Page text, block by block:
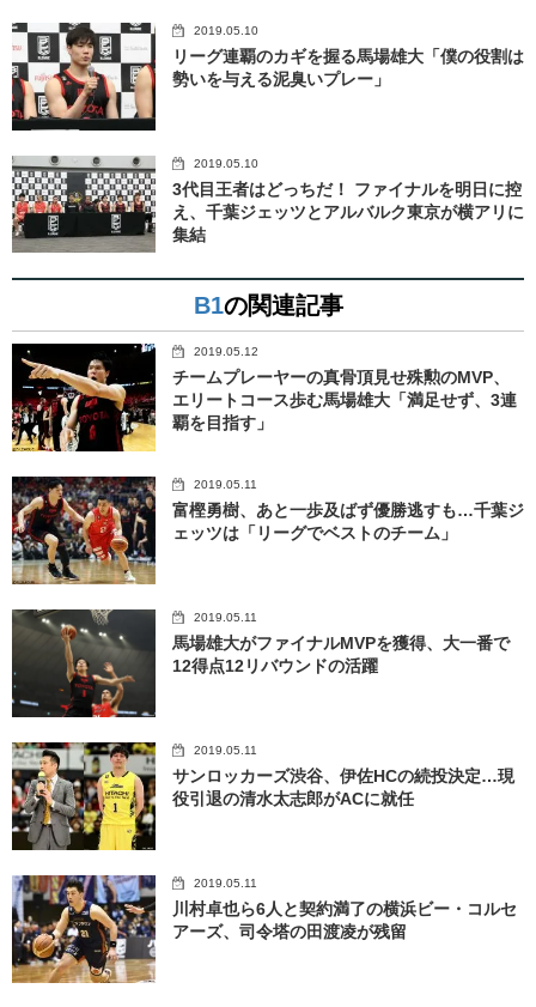
2019.05.10
リーグ連覇のカギを握る馬場雄大「僕の役割は
勢いを与える泥臭いプレー」
2019.05.10
3代目王者はどっちだ！ ファイナルを明日に控
え、千葉ジェッツとアルバルク東京が横アリに
集結
B1の関連記事
2019.05.12
チームプレーヤーの真骨頂見せ殊勲のMVP、
エリートコース歩む馬場雄大「満足せず、3連
覇を目指す」
2019.05.11
富樫勇樹、あと一歩及ばず優勝逃すも…千葉ジ
ェッツは「リーグでベストのチーム」
2019.05.11
馬場雄大がファイナルMVPを獲得、大一番で
12得点12リバウンドの活躍
2019.05.11
サンロッカーズ渋谷、伊佐HCの続投決定…現
役引退の清水太志郎がACに就任
2019.05.11
川村卓也ら6人と契約満了の横浜ビー・コルセ
アーズ、司令塔の田渡凌が残留